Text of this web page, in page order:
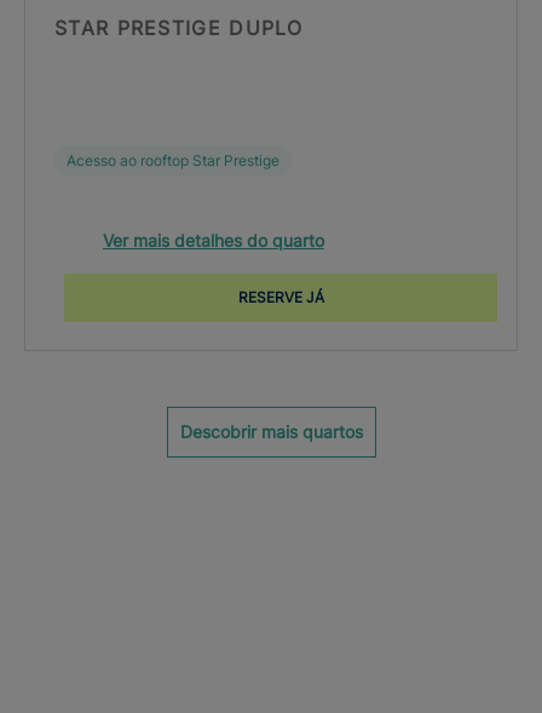
STAR PRESTIGE DUPLO
Acesso ao rooftop Star Prestige
Ver mais detalhes do quarto
RESERVE JÁ
Descobrir mais quartos